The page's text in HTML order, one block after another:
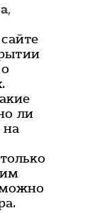
,
ли
на